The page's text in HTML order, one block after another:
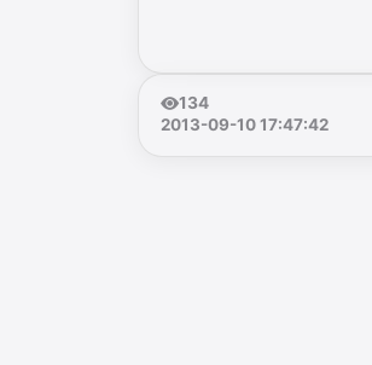
134
2013-09-10 17:47:42